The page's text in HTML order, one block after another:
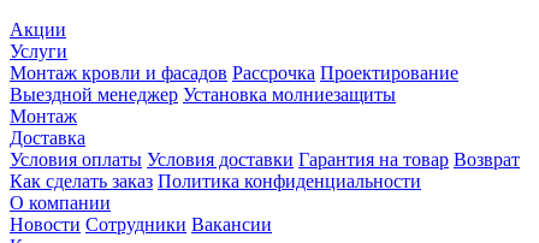
Акции
Услуги
Монтаж кровли и фасадов Рассрочка Проектирование
Выездной менеджер Установка молниезащиты
Монтаж
Доставка
Условия оплаты Условия доставки Гарантия на товар Возврат
Как сделать заказ Политика конфиденциальности
О компании
Новости Сотрудники Вакансии